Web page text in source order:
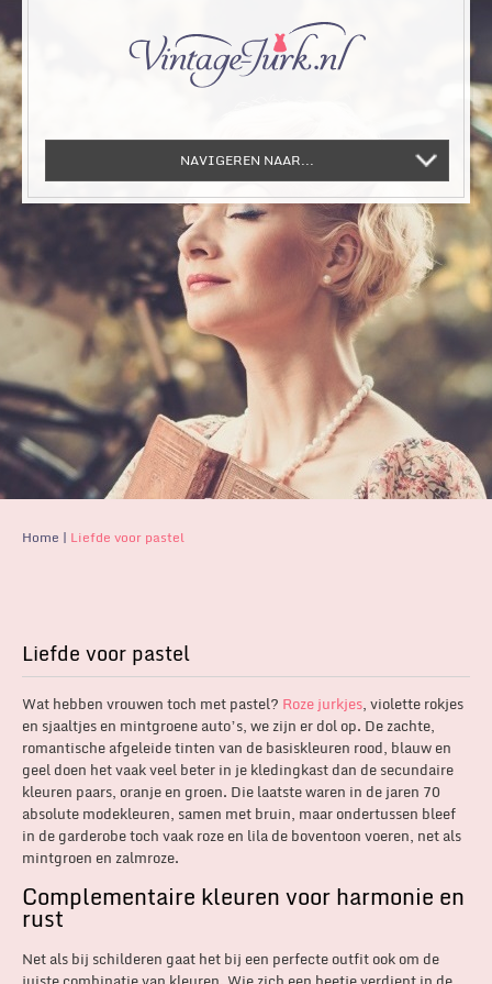
NAVIGEREN NAAR...
Home | Liefde voor pastel
Liefde voor pastel
Wat hebben vrouwen toch met pastel? Roze jurkjes, violette rokjes
en sjaaltjes en mintgroene auto’s, we zijn er dol op. De zachte,
romantische afgeleide tinten van de basiskleuren rood, blauw en
geel doen het vaak veel beter in je kledingkast dan de secundaire
kleuren paars, oranje en groen. Die laatste waren in de jaren 70
absolute modekleuren, samen met bruin, maar ondertussen bleef
in de garderobe toch vaak roze en lila de boventoon voeren, net als
mintgroen en zalmroze.
Complementaire kleuren voor harmonie en
rust
Net als bij schilderen gaat het bij een perfecte outfit ook om de